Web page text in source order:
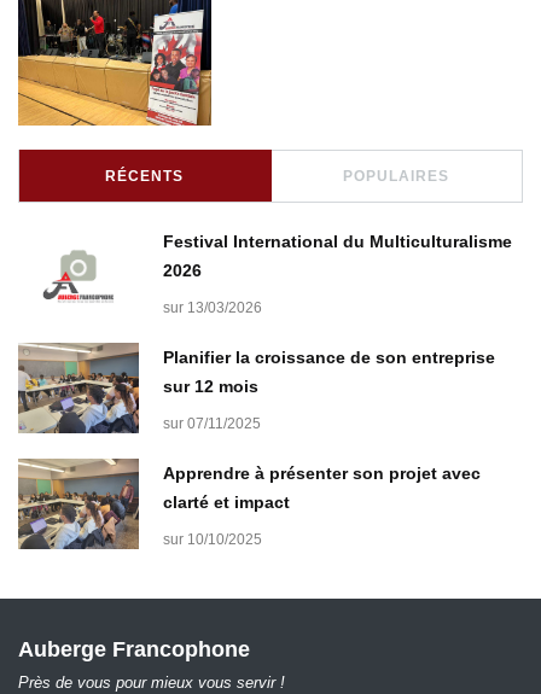
RÉCENTS POPULAIRES
Festival International du Multiculturalisme
2026
sur 13/03/2026
Planifier la croissance de son entreprise
sur 12 mois
sur 07/11/2025
Apprendre à présenter son projet avec
clarté et impact
sur 10/10/2025
Auberge Francophone
Près de vous pour mieux vous servir !